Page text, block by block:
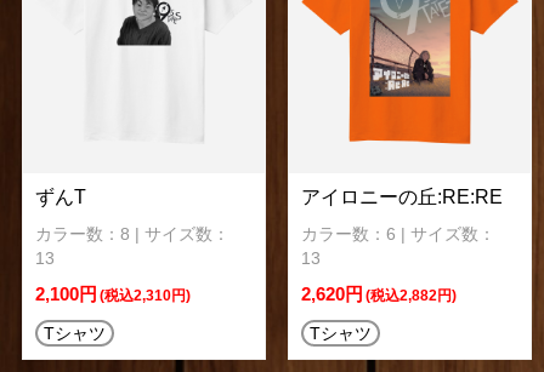
ずんT
カラー数：8 | サイズ数：
13
2,100円 (税込2,310円)
Tシャツ
アイロニーの丘:RE:RE
カラー数：6 | サイズ数：
13
2,620円 (税込2,882円)
Tシャツ